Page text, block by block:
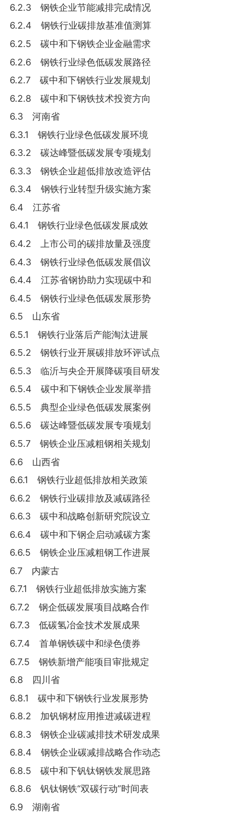
6.2.3 钢铁企业节能减排完成情况
6.2.4 钢铁行业碳排放基准值测算
6.2.5 碳中和下钢铁企业金融需求
6.2.6 钢铁行业绿色低碳发展路径
6.2.7 碳中和下钢铁行业发展规划
6.2.8 碳中和下钢铁技术投资方向
6.3 河南省
6.3.1 钢铁行业绿色低碳发展环境
6.3.2 碳达峰暨低碳发展专项规划
6.3.3 钢铁企业超低排放改造评估
6.3.4 钢铁行业转型升级实施方案
6.4 江苏省
6.4.1 钢铁行业绿色低碳发展成效
6.4.2 上市公司的碳排放量及强度
6.4.3 钢铁行业绿色低碳发展倡议
6.4.4 江苏省钢协助力实现碳中和
6.4.5 钢铁行业绿色低碳发展形势
6.5 山东省
6.5.1 钢铁行业落后产能淘汰进展
6.5.2 钢铁行业开展碳排放环评试点
6.5.3 临沂与央企开展降碳项目研发
6.5.4 碳中和下钢铁企业发展举措
6.5.5 典型企业绿色低碳发展案例
6.5.6 碳达峰暨低碳发展专项规划
6.5.7 钢铁企业压减粗钢相关规划
6.6 山西省
6.6.1 钢铁行业超低排放相关政策
6.6.2 钢铁行业碳排放及减碳路径
6.6.3 碳中和战略创新研究院设立
6.6.4 碳中和下钢企启动减碳方案
6.6.5 钢铁企业压减粗钢工作进展
6.7 内蒙古
6.7.1 钢铁行业超低排放实施方案
6.7.2 钢企低碳发展项目战略合作
6.7.3 低碳氢冶金技术发展成果
6.7.4 首单钢铁碳中和绿色债券
6.7.5 钢铁新增产能项目审批规定
6.8 四川省
6.8.1 碳中和下钢铁行业发展形势
6.8.2 加钒钢材应用推进减碳进程
6.8.3 钢铁企业碳减排技术研发成果
6.8.4 钢铁企业碳减排战略合作动态
6.8.5 碳中和下钒钛钢铁发展思路
6.8.6 钒钛钢铁“双碳行动”时间表
6.9 湖南省